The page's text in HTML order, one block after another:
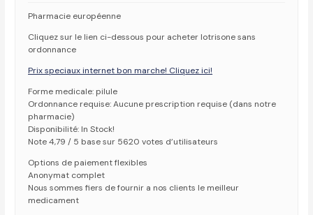
Pharmacie européenne
Cliquez sur le lien ci-dessous pour acheter lotrisone sans
ordonnance
Prix speciaux internet bon marche! Cliquez ici!
Forme medicale: pilule
Ordonnance requise: Aucune prescription requise (dans notre
pharmacie)
Disponibilité: In Stock!
Note 4,79 / 5 base sur 5620 votes d’utilisateurs
Options de paiement flexibles
Anonymat complet
Nous sommes fiers de fournir a nos clients le meilleur
medicament